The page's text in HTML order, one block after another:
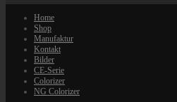
Home
Shop
Manufaktur
Kontakt
Bilder
CE-Serie
Colorizer
NG Colorizer